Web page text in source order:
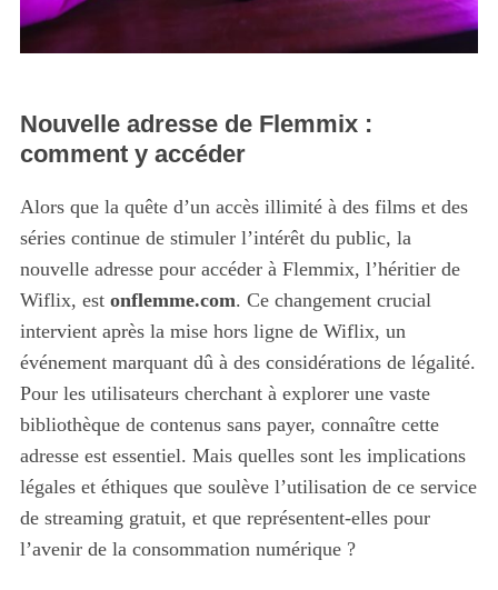
Nouvelle adresse de Flemmix :
comment y accéder
Alors que la quête d’un accès illimité à des films et des
séries continue de stimuler l’intérêt du public, la
nouvelle adresse pour accéder à Flemmix, l’héritier de
Wiflix, est onflemme.com. Ce changement crucial
intervient après la mise hors ligne de Wiflix, un
événement marquant dû à des considérations de légalité.
Pour les utilisateurs cherchant à explorer une vaste
bibliothèque de contenus sans payer, connaître cette
adresse est essentiel. Mais quelles sont les implications
légales et éthiques que soulève l’utilisation de ce service
de streaming gratuit, et que représentent-elles pour
l’avenir de la consommation numérique ?